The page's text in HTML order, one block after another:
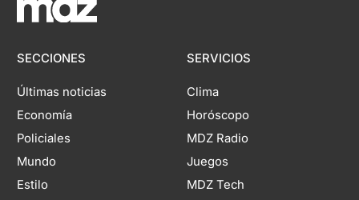
SECCIONES
Últimas noticias
Economía
Policiales
Mundo
Estilo
SERVICIOS
Clima
Horóscopo
MDZ Radio
Juegos
MDZ Tech